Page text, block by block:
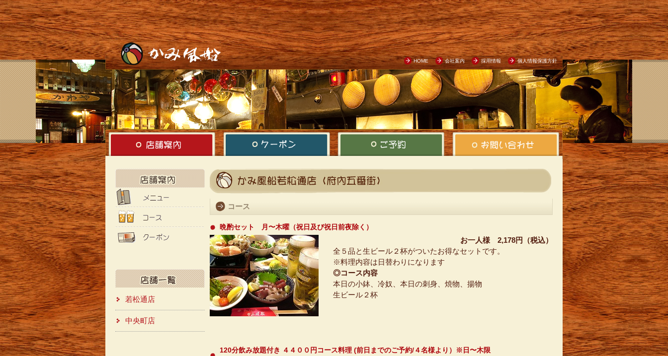
HOME 会社案内 採用情報 個人情報保護方針
若松通店
中央町店
コース
晩酌セット 月〜木曜（祝日及び祝日前夜除く）
お一人様 2,178円（税込）
全５品と生ビール２杯がついたお得なセットです。
※料理内容は日替わりになります
◎コース内容
本日の小鉢、冷奴、本日の刺身、焼物、揚物
生ビール２杯
120分飲み放題付き ４４００円コース料理 (前日までのご予約/４名様より）※日〜木限